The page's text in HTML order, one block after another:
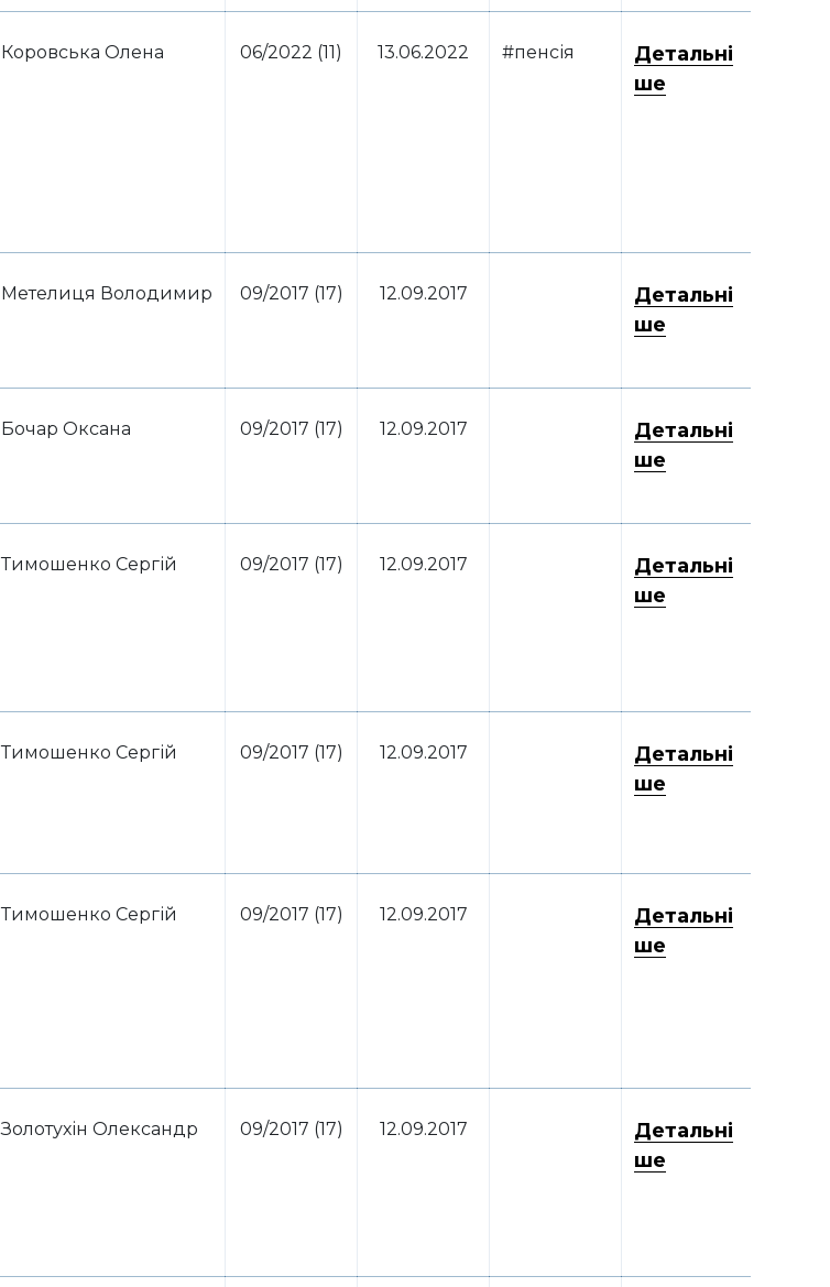
Коровська Олена 06/2022 (11) 13.06.2022 #пенсія
Детальні
ше
Метелиця Володимир 09/2017 (17) 12.09.2017
Детальні
ше
Бочар Оксана 09/2017 (17) 12.09.2017
Детальні
ше
Тимошенко Сергій 09/2017 (17) 12.09.2017
Детальні
ше
Тимошенко Сергій 09/2017 (17) 12.09.2017
Детальні
ше
Тимошенко Сергій 09/2017 (17) 12.09.2017
Детальні
ше
Золотухін Олександр 09/2017 (17) 12.09.2017
Детальні
ше